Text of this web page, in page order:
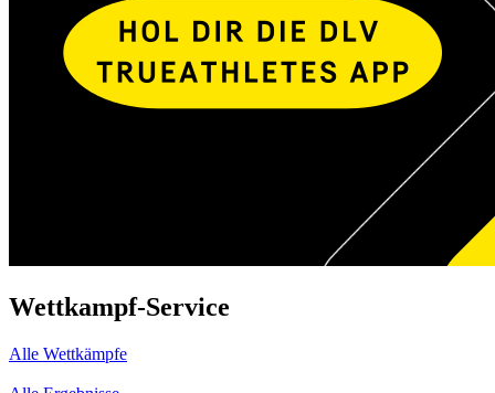
Wettkampf-Service
Alle Wettkämpfe